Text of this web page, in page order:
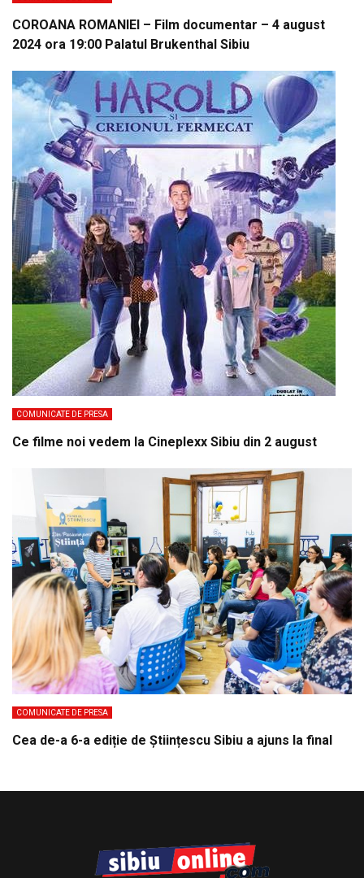
COROANA ROMANIEI – Film documentar – 4 august
2024 ora 19:00 Palatul Brukenthal Sibiu
COMUNICATE DE PRESA
Ce filme noi vedem la Cineplexx Sibiu din 2 august
COMUNICATE DE PRESA
Cea de-a 6-a ediție de Științescu Sibiu a ajuns la final